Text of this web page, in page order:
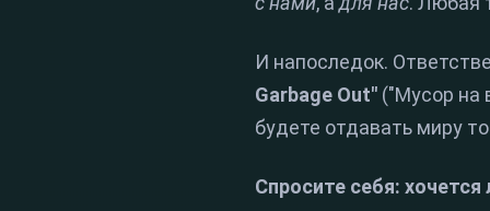
И напоследок.
Garbage Out" ("Мусор на
будете отдавать миру
Спросите себя: